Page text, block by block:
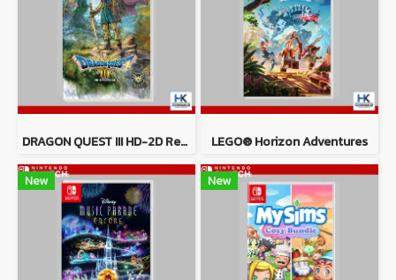
DRAGON QUEST III HD-2D Remake LEGO® Horizon Adventures
New New